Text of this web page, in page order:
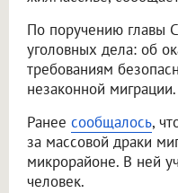
По поручению главы
уголовных дела: об
требованиям
незаконной миграции.
Ранее сообщалось,
за массовой драки
микрорайоне. В ней
человек.